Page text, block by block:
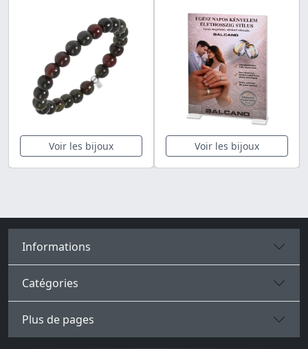
Voir les bijoux Voir les bijoux
Informations
Catégories
Plus de pages